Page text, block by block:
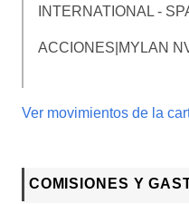
INTERNATIONAL -
ACCIONES|MYLAN
Ver movimientos de la
COMISIONES Y